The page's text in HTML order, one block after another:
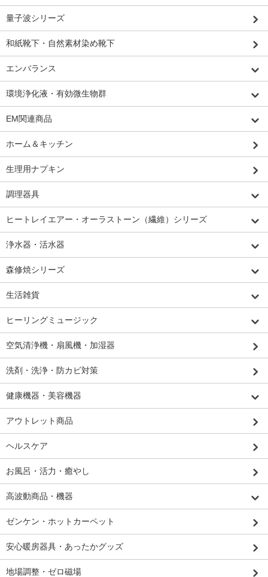
量子波シリーズ
和紙靴下・自然素材染め靴下
エンバランス
環境浄化液・有効微生物群
EM関連商品
ホーム＆キッチン
生理用ナプキン
調理器具
ヒートレイエアー・オーラストーン（繊維）シリーズ
浄水器・活水器
森修焼シリーズ
生活雑貨
ヒーリングミュージック
空気清浄機・扇風機・加湿器
洗剤・洗浄・防カビ対策
健康機器・美容機器
アウトレット商品
ヘルスケア
お風呂・活力・癒やし
高波動商品・機器
ゼンケン・ホットカーペット
安心暖房器具・あったかグッズ
地場調整・ゼロ磁場